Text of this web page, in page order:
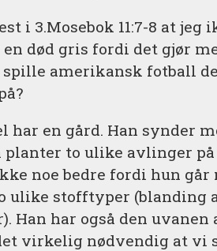
i 3.Mosebok 11:7-8 at jeg
død gris fordi det gjør
amerikansk fotball
har en gård. Han synder
to ulike avlinger på
noe bedre fordi hun
ulike stofftyper (blanding
Han har også den uvanen
virkelig nødvendig at vi